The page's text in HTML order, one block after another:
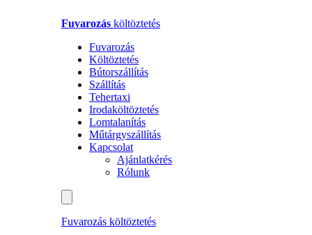
Fuvarozás költöztetés
Fuvarozás
Költöztetés
Bútorszállítás
Szállítás
Tehertaxi
Irodaköltöztetés
Lomtalanítás
Műtárgyszállítás
Kapcsolat
Ajánlatkérés
Rólunk
Fuvarozás költöztetés